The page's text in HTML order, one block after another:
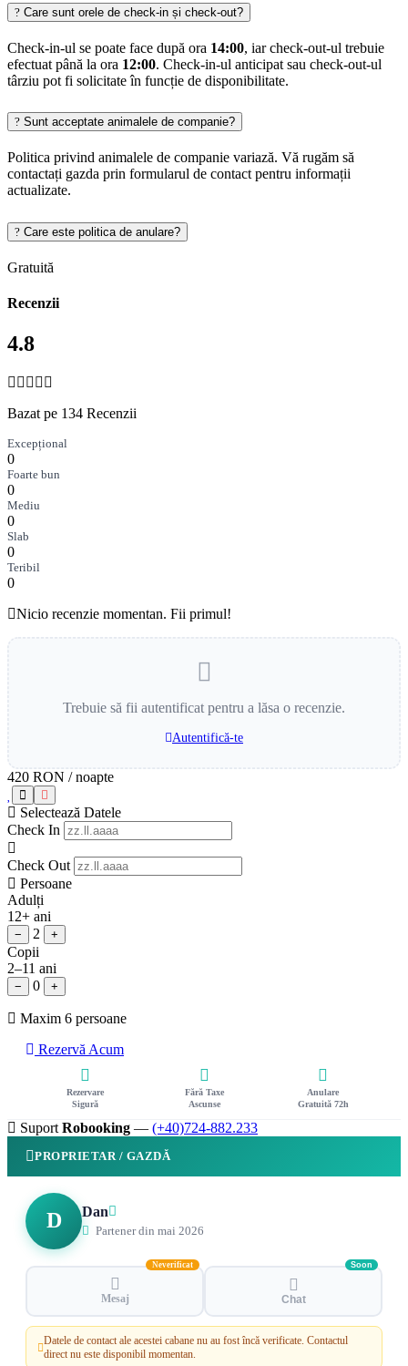
Care sunt orele de check-in și check-out?
Check-in-ul se poate face după ora 14:00, iar check-out-ul trebuie
efectuat până la ora 12:00. Check-in-ul anticipat sau check-out-ul
târziu pot fi solicitate în funcție de disponibilitate.
Sunt acceptate animalele de companie?
Politica privind animalele de companie variază. Vă rugăm să
contactați gazda prin formularul de contact pentru informații
actualizate.
Care este politica de anulare?
Gratuită
Recenzii
4.8
Bazat pe 134 Recenzii
Excepțional
0
Foarte bun
0
Mediu
0
Slab
0
Teribil
0
Nicio recenzie momentan. Fii primul!
Trebuie să fii autentificat pentru a lăsa o recenzie.
Autentifică-te
420 RON / noapte
Selectează Datele
Check In
Check Out
Persoane
Adulți
12+ ani
− 2 +
Copii
2–11 ani
− 0 +
Maxim 6 persoane
Rezervă Acum
Rezervare
Sigură
Fără Taxe
Ascunse
Anulare
Gratuită 72h
Suport Robooking — (+40)724-882.233
PROPRIETAR / GAZDĂ
D Dan
Partener din mai 2026
Mesaj
Neverificat
Chat
Soon
Datele de contact ale acestei cabane nu au fost încă verificate. Contactul
direct nu este disponibil momentan.